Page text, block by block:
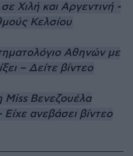
Χιλή και Αργεντινή -
Κελσίου
Αθηνών με
– Δείτε βίντεο
Βενεζουέλα
ανεβάσει βίντεο